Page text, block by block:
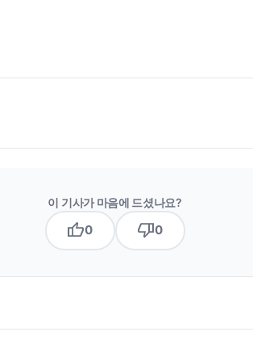
이 기사가 마음에 드셨나요?
thumb_up0 thumb_down0